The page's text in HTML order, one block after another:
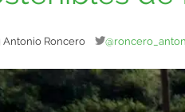
Antonio Roncero